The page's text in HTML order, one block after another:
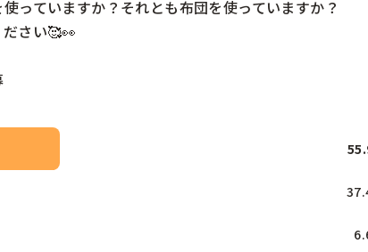
っていますか？それとも布団を使っていますか？
さい🥰👀